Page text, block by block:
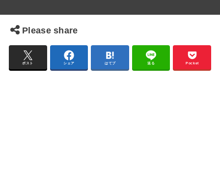
Please share
ポスト シェア はてブ 送る Pocket